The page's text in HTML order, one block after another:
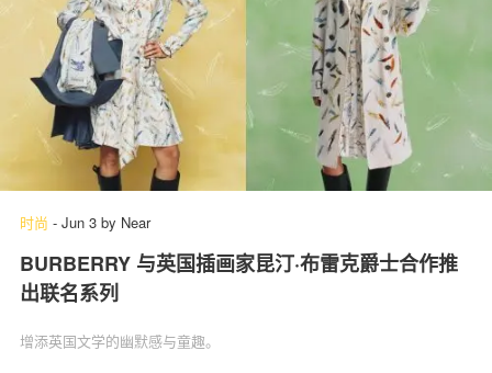
时尚 - Jun 3 by Near
BURBERRY 与英国插画家昆汀·布雷克爵士合作推
出联名系列
增添英国文学的幽默感与童趣。